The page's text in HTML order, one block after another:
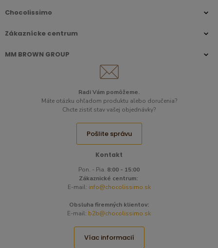
Chocolissimo
Zákaznícke centrum
MM BROWN GROUP
Kontakt
Pon. - Pia. 8:00 - 15:00
Zákaznické centrum:
E-mail: info@chocolissimo.sk
Obsluha firemných klientov:
E-mail: b2b@chocolissimo.sk
Víac informacií
Radi Vám pomôžeme.​
Máte otázku ohľadom produktu alebo doručenia?
Chcte zistiť stav vašej objednávky?
Pošlite správu